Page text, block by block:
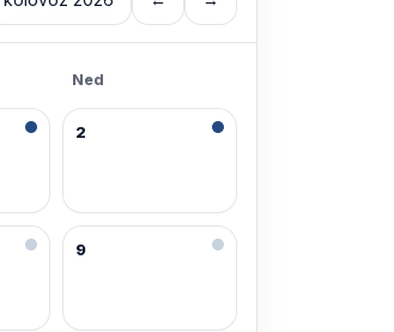
Ned
2
9